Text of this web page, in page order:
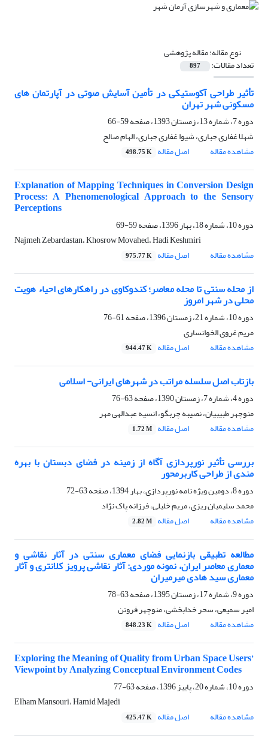
نوع مقاله:مقاله پژوهشی
تعداد مقالات: 897
تأثیر طراحی آکوستیکی در تأمین آسایش صوتی در آپارتمان های
مسکونی شهر تهران
دوره 7، شماره 13، زمستان 1393، صفحه
59-66
شهلا غفاری جباری، شیوا غفاری جباری، الهام صالح
مشاهده مقاله
اصل مقاله 498.75 K
Explanation of Mapping Techniques in Conversion Design
Process: A Phenomenological Approach to the Sensory
Perceptions
دوره 10، شماره 18، بهار 1396، صفحه
59-69
Najmeh Zebardastan، Khosrow Movahed، Hadi Keshmiri
مشاهده مقاله
اصل مقاله 975.77 K
از محله سنتی تا محله معاصر؛ کندوکاوی در راهکارهای احیاء هویت
محلی در شهر امروز
دوره 10، شماره 21، زمستان 1396، صفحه
61-76
مریم غروی الخوانساری
مشاهده مقاله
اصل مقاله 944.47 K
بازتاب اصل سلسله مراتب در شهرهای ایرانی- اسلامی
دوره 4، شماره 7، زمستان 1390، صفحه
63-76
منوچهر طبیبیان، نصیبه چربگو، انسیه عبدالهی مهر
مشاهده مقاله
اصل مقاله 1.72 M
بررسی تأثیر نورپردازی آگاه از زمینه در فضای دبستان با بهره
مندی از طراحی کاربرمحور
دوره 8، دومین ویژه نامه نورپردازی، بهار 1394، صفحه
63-72
محمد سلیمیان ریزی، مریم خلیلی، فرزانه پاک نژاد
مشاهده مقاله
اصل مقاله 2.82 M
مطالعه تطبیقی بازنمایی فضای معماری سنتی در آثار نقاشی و
معماری معاصر ایران، نمونه موردی: آثار نقاشی پرویز کلانتری و آثار
معماری سید هادی میرمیران
دوره 9، شماره 17، زمستان 1395، صفحه
63-78
امیر سمیعی، سحر خدابخشی، منوچهر فروتن
مشاهده مقاله
اصل مقاله 848.23 K
Exploring the Meaning of Quality from Urban Space Users’
Viewpoint by Analyzing Conceptual Environment Codes
دوره 10، شماره 20، پاییز 1396، صفحه
63-77
Elham Mansouri، Hamid Majedi
مشاهده مقاله
اصل مقاله 425.47 K